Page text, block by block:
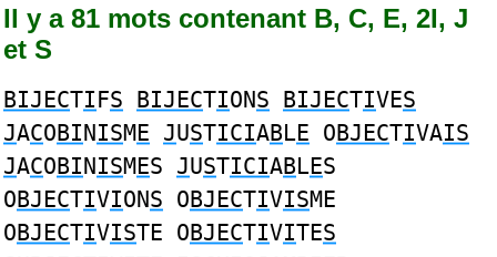
Il y a 81 mots contenant B, C, E, 2I, J
et S
BIJECTIFS BIJECTIONS BIJECTIVES
JACOBINISME JUSTICIABLE OBJECTIVAIS
JACOBINISMES JUSTICIABLES
OBJECTIVIONS OBJECTIVISME
OBJECTIVISTE OBJECTIVITES